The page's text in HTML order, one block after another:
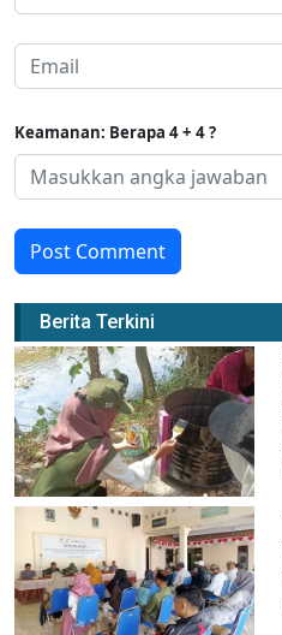
Keamanan: Berapa 4 + 4 ?
Post Comment
Berita Terkini